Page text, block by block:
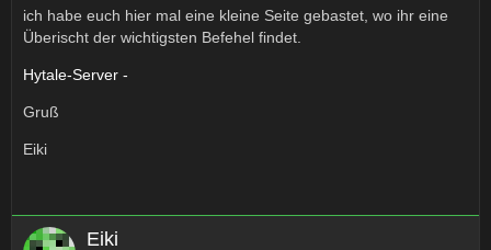
ich habe euch hier mal eine kleine Seite gebastet, wo ihr eine
Überischt der wichtigsten Befehel findet.
Hytale-Server -
Gruß
Eiki
Eiki